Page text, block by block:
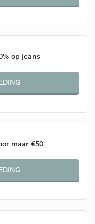
op jeans
maar €50